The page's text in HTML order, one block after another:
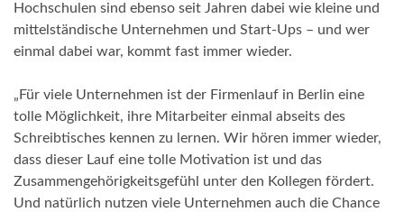
Hochschulen sind ebenso seit Jahren dabei wie kleine und
mittelständische Unternehmen und Start-Ups – und wer
einmal dabei war, kommt fast immer wieder.
„Für viele Unternehmen ist der Firmenlauf in Berlin eine
tolle Möglichkeit, ihre Mitarbeiter einmal abseits des
Schreibtisches kennen zu lernen. Wir hören immer wieder,
dass dieser Lauf eine tolle Motivation ist und das
Zusammengehörigkeitsgefühl unter den Kollegen fördert.
Und natürlich nutzen viele Unternehmen auch die Chance